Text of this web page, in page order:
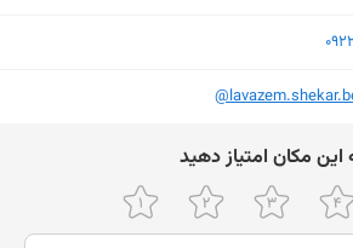
۸:۳۰ تا ۱۷
اﯾﻦ ﻣﮑﺎن اﻣﺘﯿﺎز دﻫﯿﺪ